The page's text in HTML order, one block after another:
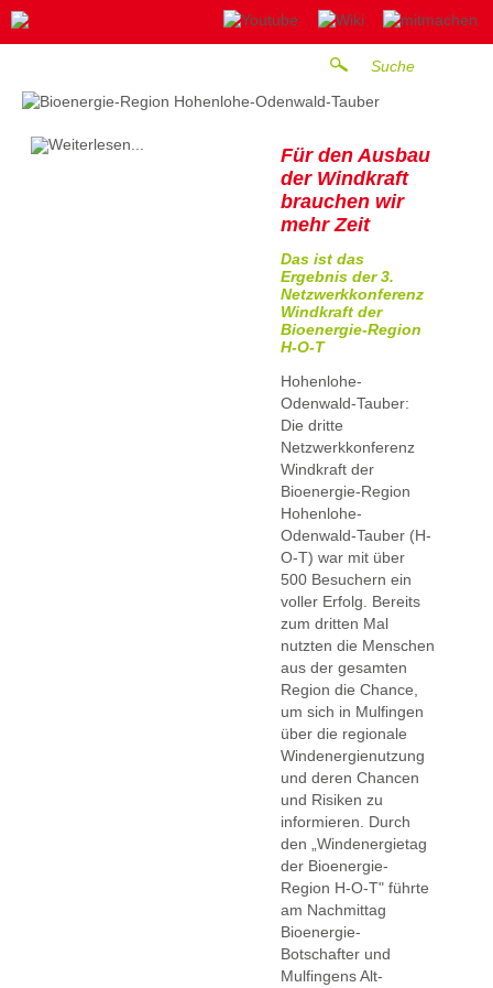
Für den Ausbau
der Windkraft
brauchen wir
mehr Zeit
Das ist das
Ergebnis der 3.
Netzwerkkonferenz
Windkraft der
Bioenergie-Region
H-O-T
Hohenlohe-
Odenwald-Tauber:
Die dritte
Netzwerkkonferenz
Windkraft der
Bioenergie-Region
Hohenlohe-
Odenwald-Tauber (H-
O-T) war mit über
500 Besuchern ein
voller Erfolg. Bereits
zum dritten Mal
nutzten die Menschen
aus der gesamten
Region die Chance,
um sich in Mulfingen
über die regionale
Windenergienutzung
und deren Chancen
und Risiken zu
informieren. Durch
den „Windenergietag
der Bioenergie-
Region H-O-T" führte
am Nachmittag
Bioenergie-
Botschafter und
Mulfingens Alt-